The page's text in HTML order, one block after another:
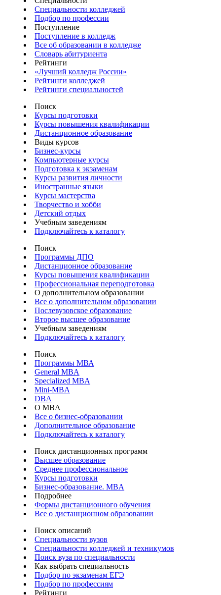
Специальности колледжей
Подбор по профессии
Поступление
Поступление в колледж
Все об образовании в колледже
Словарь абитуриента
Рейтинги
«Лучший колледж России»
Рейтинги колледжей
Рейтинги специальностей
Поиск
Курсы подготовки
Курсы повышения квалификации
Дистанционное образование
Виды курсов
Бизнес-курсы
Компьютерные курсы
Подготовка к экзаменам
Курсы развития личности
Иностранные языки
Курсы мастерства
Творчество и хобби
Детский отдых
Учебным заведениям
Подключайтесь к каталогу
Поиск
Программы ДПО
Дистанционное образование
Курсы повышения квалификации
Профессиональная переподготовка
О дополнительном образовании
Все о дополнительном образовании
Послевузовское образование
Второе высшее образование
Учебным заведениям
Подключайтесь к каталогу
Поиск
Программы МВА
General MBA
Specialized MBA
Mini-MBA
DBA
О MBA
Все о бизнес-образовании
Дополнительное образование
Подключайтесь к каталогу
Поиск дистанционных программ
Высшее образование
Среднее профессиональное
Курсы подготовки
Бизнес-образование. MBA
Подробнее
Формы дистанционного обучения
Все о дистанционном образовании
Поиск описаний
Специальности вузов
Специальности колледжей и техникумов
Поиск вуза по специальности
Как выбрать специальность
Подбор по экзаменам ЕГЭ
Подбор по профессиям
Рейтинги